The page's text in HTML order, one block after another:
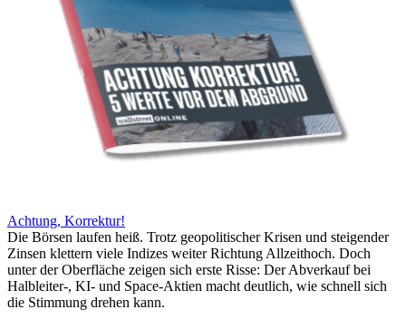
Achtung, Korrektur!
Die Börsen laufen heiß. Trotz geopolitischer Krisen und steigender
Zinsen klettern viele Indizes weiter Richtung Allzeithoch. Doch
unter der Oberfläche zeigen sich erste Risse: Der Abverkauf bei
Halbleiter-, KI- und Space-Aktien macht deutlich, wie schnell sich
die Stimmung drehen kann.